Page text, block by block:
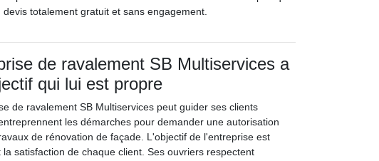
devis totalement gratuit et sans engagement.
de ravalement SB Multiservices a
qui lui est propre
de ravalement SB Multiservices peut guider ses clients
les démarches pour demander une autorisation
de rénovation de façade. L'objectif de l'entreprise est
la satisfaction de chaque client. Ses ouvriers respectent